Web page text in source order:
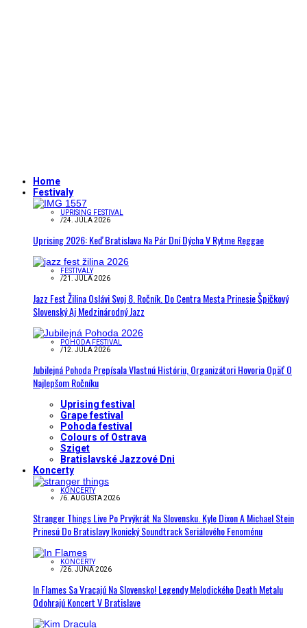
Home
Festivaly
UPRISING FESTIVAL
/24. JÚLA 2026
Uprising 2026: Keď Bratislava Na Pár Dní Dýcha V Rytme Reggae
FESTIVALY
/21. JÚLA 2026
Jazz Fest Žilina Oslávi Svoj 8. Ročník. Do Centra Mesta Prinesie Špičkový
Slovenský Aj Medzinárodný Jazz
POHODA FESTIVAL
/12. JÚLA 2026
Jubilejná Pohoda Prepísala Vlastnú Históriu, Organizátori Hovoria Opäť O
Najlepšom Ročníku
Uprising festival
Grape festival
Pohoda festival
Colours of Ostrava
Sziget
Bratislavské Jazzové Dni
Koncerty
KONCERTY
/6. AUGUSTA 2026
Stranger Things Live Po Prvýkrát Na Slovensku. Kyle Dixon A Michael Stein
Prinesú Do Bratislavy Ikonický Soundtrack Seriálového Fenoménu
KONCERTY
/26. JÚNA 2026
In Flames Sa Vracajú Na Slovensko! Legendy Melodického Death Metalu
Odohrajú Koncert V Bratislave